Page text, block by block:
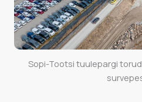
Sopi-Tootsi tuulepargi